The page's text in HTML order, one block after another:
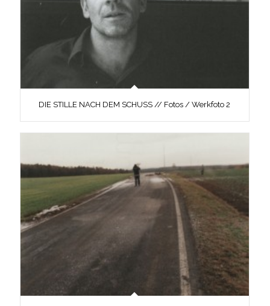
DIE STILLE NACH DEM SCHUSS // Fotos / Werkfoto 2